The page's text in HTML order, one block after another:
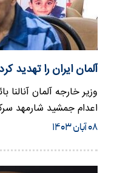
آلمان ایران را تهدید
وزیر خارجه آلمان
اعدام جمشید شارمهد
کرد که این…
۰۸ آبان ۱۴۰۳